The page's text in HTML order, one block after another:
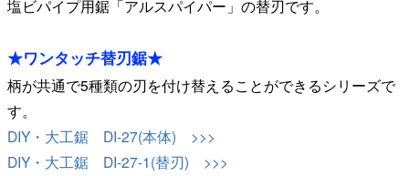
塩ビパイプ用鋸「アルスパイパー」の替刃です。
★ワンタッチ替刃鋸★
柄が共通で5種類の刃を付け替えることができるシリーズで
す。
DIY・大工鋸 DI-27(本体) >>>
DIY・大工鋸 DI-27-1(替刃) >>>